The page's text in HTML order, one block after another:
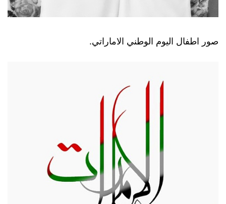
صور اطفال اليوم الوطني الاماراتي.